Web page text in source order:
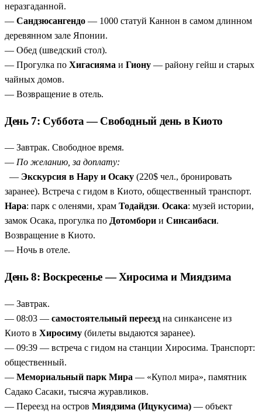
неразгаданной.
— Сандзюсангендо — 1000 статуй Каннон в самом длинном
деревянном зале Японии.
— Обед (шведский стол).
— Прогулка по Хигасияма и Гиону — району гейш и старых
чайных домов.
— Возвращение в отель.
День 7: Суббота — Свободный день в Киото
— Завтрак. Свободное время.
— По желанию, за доплату:
— Экскурсия в Нару и Осаку (220$ чел., бронировать
заранее). Встреча с гидом в Киото, общественный транспорт.
Нара: парк с оленями, храм Тодайдзи. Осака: музей истории,
замок Осака, прогулка по Дотомбори и Синсаибаси.
Возвращение в Киото.
— Ночь в отеле.
День 8: Воскресенье — Хиросима и Миядзима
— Завтрак.
— 08:03 — самостоятельный переезд на синкансене из
Киото в Хиросиму (билеты выдаются заранее).
— 09:39 — встреча с гидом на станции Хиросима. Транспорт:
общественный.
— Мемориальный парк Мира — «Купол мира», памятник
Садако Сасаки, тысяча журавликов.
— Переезд на остров Миядзима (Ицукусима) — объект